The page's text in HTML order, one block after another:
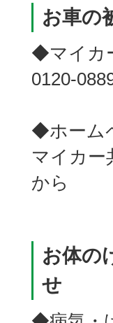
お車の
◆マイカ
0120-
◆ホーム
マイカー
から
お体の
せ